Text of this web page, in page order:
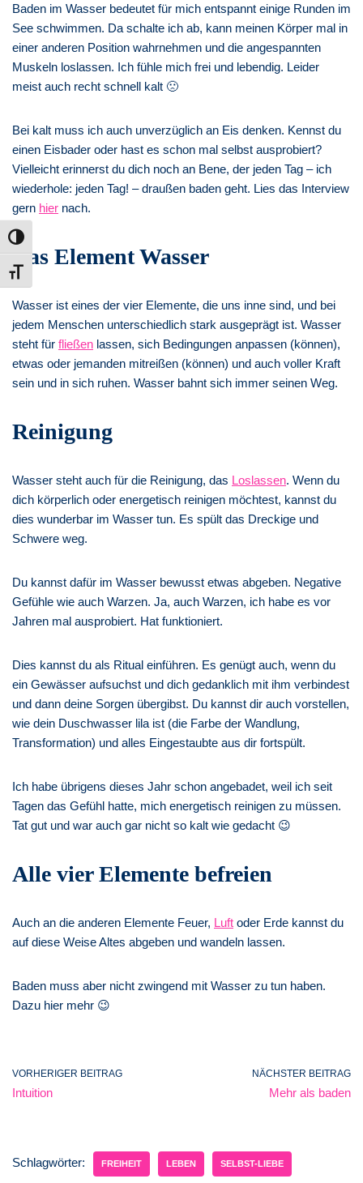
Umschalten auf hohe Kontraste
Schrift vergrößern
Baden im Wasser bedeutet für mich entspannt einige Runden im
See schwimmen. Da schalte ich ab, kann meinen Körper mal in
einer anderen Position wahrnehmen und die angespannten
Muskeln loslassen. Ich fühle mich frei und lebendig. Leider
meist auch recht schnell kalt 🙁
Bei kalt muss ich auch unverzüglich an Eis denken. Kennst du
einen Eisbader oder hast es schon mal selbst ausprobiert?
Vielleicht erinnerst du dich noch an Bene, der jeden Tag – ich
wiederhole: jeden Tag! – draußen baden geht. Lies das Interview
gern hier nach.
Das Element Wasser
Wasser ist eines der vier Elemente, die uns inne sind, und bei
jedem Menschen unterschiedlich stark ausgeprägt ist. Wasser
steht für fließen lassen, sich Bedingungen anpassen (können),
etwas oder jemanden mitreißen (können) und auch voller Kraft
sein und in sich ruhen. Wasser bahnt sich immer seinen Weg.
Reinigung
Wasser steht auch für die Reinigung, das Loslassen. Wenn du
dich körperlich oder energetisch reinigen möchtest, kannst du
dies wunderbar im Wasser tun. Es spült das Dreckige und
Schwere weg.
Du kannst dafür im Wasser bewusst etwas abgeben. Negative
Gefühle wie auch Warzen. Ja, auch Warzen, ich habe es vor
Jahren mal ausprobiert. Hat funktioniert.
Dies kannst du als Ritual einführen. Es genügt auch, wenn du
ein Gewässer aufsuchst und dich gedanklich mit ihm verbindest
und dann deine Sorgen übergibst. Du kannst dir auch vorstellen,
wie dein Duschwasser lila ist (die Farbe der Wandlung,
Transformation) und alles Eingestaubte aus dir fortspült.
Ich habe übrigens dieses Jahr schon angebadet, weil ich seit
Tagen das Gefühl hatte, mich energetisch reinigen zu müssen.
Tat gut und war auch gar nicht so kalt wie gedacht 😉
Alle vier Elemente befreien
Auch an die anderen Elemente Feuer, Luft oder Erde kannst du
auf diese Weise Altes abgeben und wandeln lassen.
Baden muss aber nicht zwingend mit Wasser zu tun haben.
Dazu hier mehr 😉
VORHERIGER BEITRAG
Intuition
NÄCHSTER BEITRAG
Mehr als baden
Schlagwörter: FREIHEIT LEBEN SELBST-LIEBE